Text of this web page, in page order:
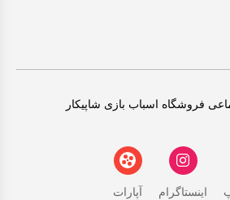
فروشگاه اسباب بازی شاپیکار
اینستاگرام آپارات